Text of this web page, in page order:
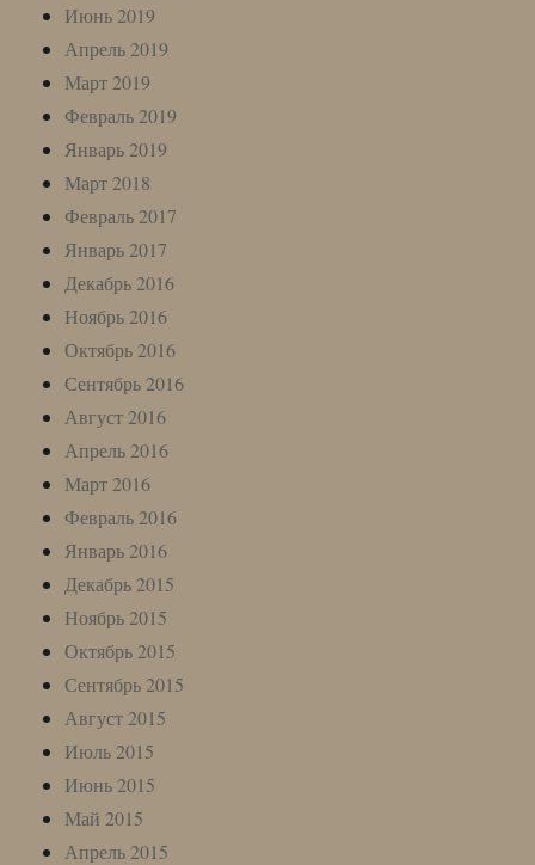
Июнь 2019
Апрель 2019
Март 2019
Февраль 2019
Январь 2019
Март 2018
Февраль 2017
Январь 2017
Декабрь 2016
Ноябрь 2016
Октябрь 2016
Сентябрь 2016
Август 2016
Апрель 2016
Март 2016
Февраль 2016
Январь 2016
Декабрь 2015
Ноябрь 2015
Октябрь 2015
Сентябрь 2015
Август 2015
Июль 2015
Июнь 2015
Май 2015
Апрель 2015